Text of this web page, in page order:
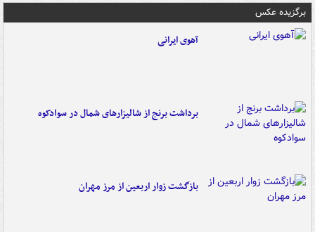
برگزیده عکس
آهوی ایرانی
برداشت برنج از شالیزارهای شمال در سوادکوه
بازگشت زوار اربعین از مرز مهران